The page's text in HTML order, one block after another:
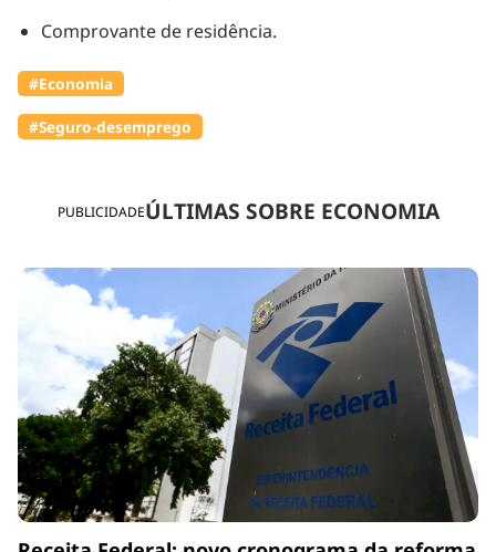
PUBLICIDADEÚLTIMAS SOBRE ECONOMIA
Comprovante de residência.
#Economia
#Seguro-desemprego